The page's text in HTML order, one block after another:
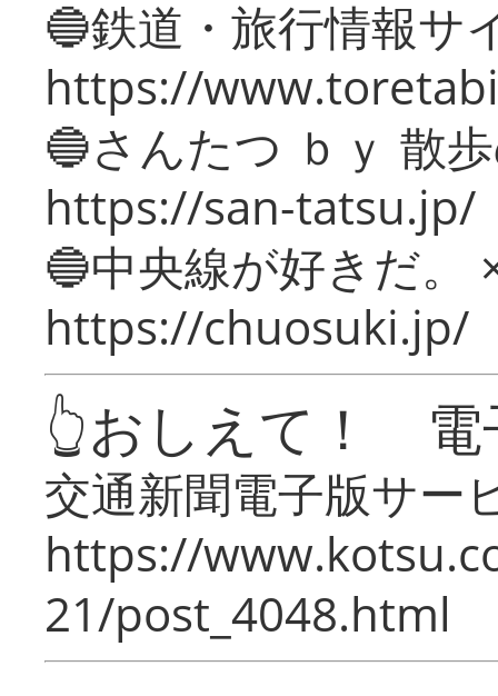
🔵鉄道・旅行情報サ
https://
🔵さんたつ ｂｙ 散
https://san-tatsu.jp/
🔵中央線が好きだ。
https://chuosuki.jp/
👆おしえて！ 電
交通新聞電子版サー
https://
21/post_4048.html